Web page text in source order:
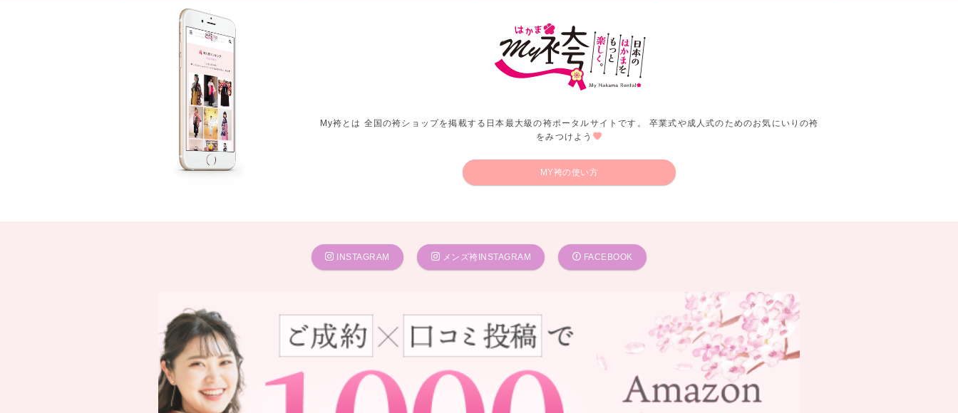
My袴とは 全国の袴ショップを掲載する日本最大級の袴ポータルサイトです。 卒業式や成人式のためのお気にいりの袴
をみつけよう
MY袴の使い方
INSTAGRAM メンズ袴INSTAGRAM FACEBOOK